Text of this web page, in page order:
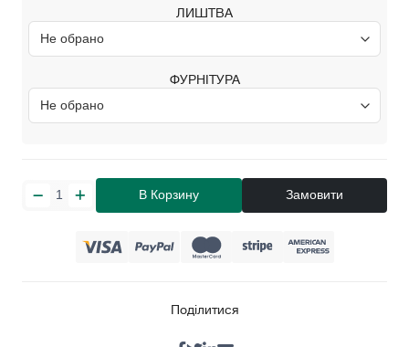
ЛИШТВА
ФУРНІТУРА
В Корзину Замовити
Поділитися